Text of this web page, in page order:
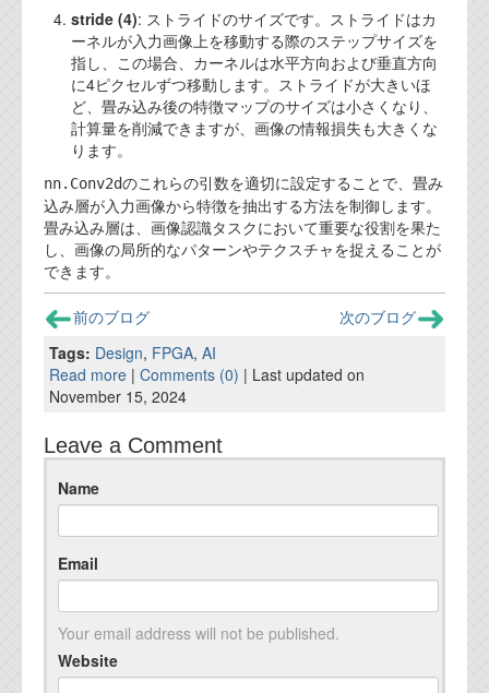
ログインをお願い致します。アカウント
名は"opendocument"です。
機能安全用語集
設計用語集
お問い合わせ
FAQ
stride (4): ストライドのサイズです。ストライドはカ
ーネルが入力画像上を移動する際のステップサイズを
指し、この場合、カーネルは水平方向および垂直方向
に4ピクセルずつ移動します。ストライドが大きいほ
ど、畳み込み後の特徴マップのサイズは小さくなり、
計算量を削減できますが、画像の情報損失も大きくな
ります。
nn.Conv2dのこれらの引数を適切に設定することで、畳み
込み層が入力画像から特徴を抽出する方法を制御します。
畳み込み層は、画像認識タスクにおいて重要な役割を果た
し、画像の局所的なパターンやテクスチャを捉えることが
できます。
前のブログ
次のブログ
Tags: Design, FPGA, AI
Read more | Comments (0) | Last updated on
November 15, 2024
Leave a Comment
Name
Email
Your email address will not be published.
Website